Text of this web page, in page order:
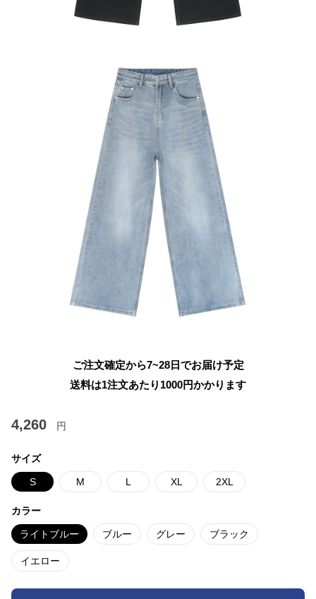
ご注文確定から7~28日でお届け予定
送料は1注文あたり 1000円かかります
4,260 円
サイズ
S M L XL 2XL
カラー
ライトブルー ブルー グレー ブラック
イエロー